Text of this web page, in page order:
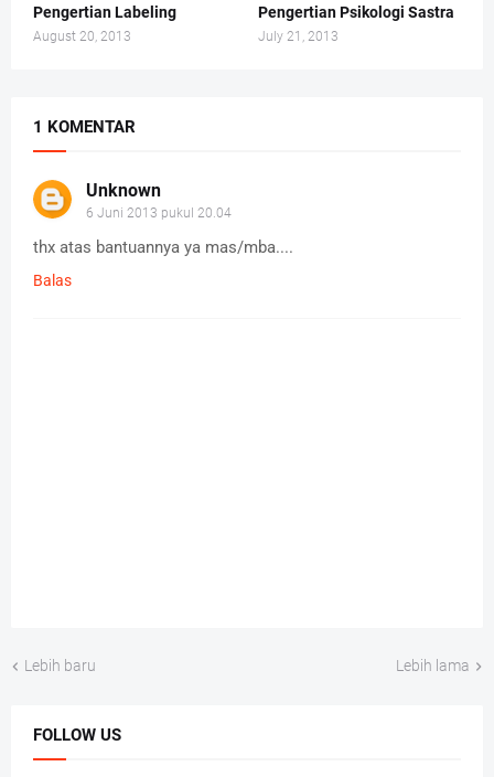
Pengertian Labeling
August 20, 2013
Pengertian Psikologi Sastra
July 21, 2013
1 KOMENTAR
Unknown
6 Juni 2013 pukul 20.04
thx atas bantuannya ya mas/mba....
Balas
Lebih baru Lebih lama
FOLLOW US